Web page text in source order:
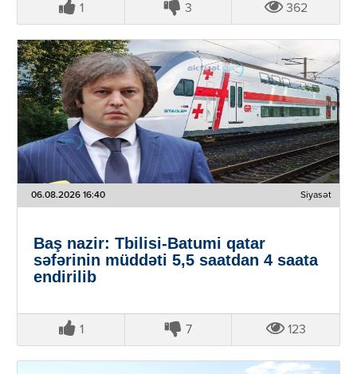
1 3 362
06.08.2026 16:40 Siyasət
Baş nazir: Tbilisi-Batumi qatar
səfərinin müddəti 5,5 saatdan 4 saata
endirilib
1 7 123